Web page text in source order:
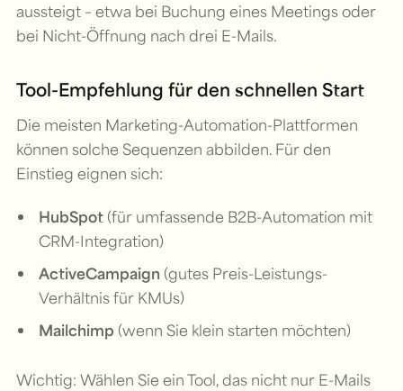
aussteigt – etwa bei Buchung eines Meetings oder
bei Nicht-Öffnung nach drei E-Mails.
Tool-Empfehlung für den schnellen Start
Die meisten Marketing-Automation-Plattformen
können solche Sequenzen abbilden. Für den
Einstieg eignen sich:
HubSpot(für umfassende B2B-Automation mit
CRM-Integration)
ActiveCampaign (gutes Preis-Leistungs-
Verhältnis für KMUs)
Mailchimp (wenn Sie klein starten möchten)
Wichtig: Wählen Sie ein Tool, das nicht nur E-Mails